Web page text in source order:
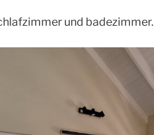
und badezimmer.